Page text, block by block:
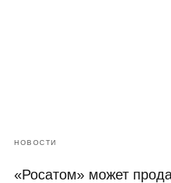
НОВОСТИ
«Росатом» может